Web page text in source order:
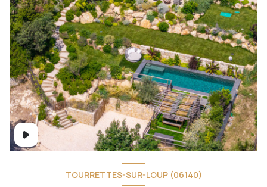
TOURRETTES-SUR-LOUP (06140)